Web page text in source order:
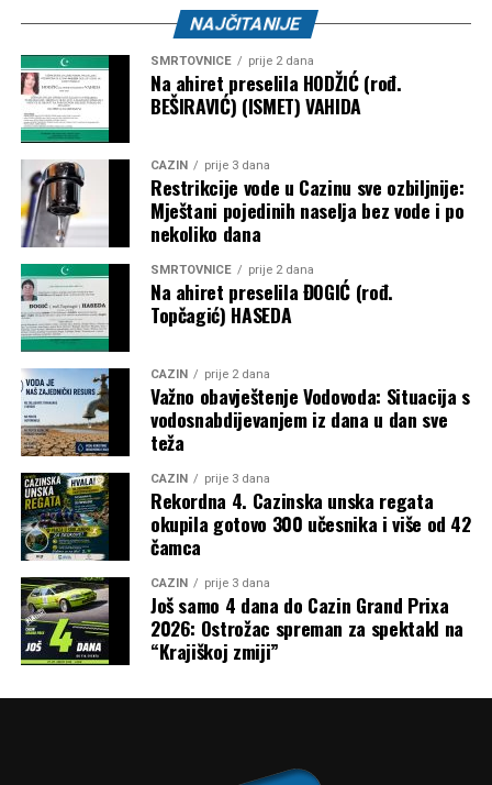
ŽOK “Bužim” –1.000 KM
Bosanski Petrovac – 3.500 KM
Udruženje košarkaškog sporta “Mladost” –
Karate klub “Mladost” –1.500 KM
Objavljivanjem kompletne liste korisnika javnost je po prvi
put dobila detaljan uvid u raspodjelu dodatnih budžetskih
sredstava za sport. Ostaje otvoreno pitanje prema kojim su
kriterijima određeni pojedinačni iznosi, budući da
obrazloženje metodologije raspodjele nije objavljeno.
Post
Share
Tweet
Mail
NAJČITANIJE
SMRTOVNICE prije 2 dana
Na ahiret preselila HODŽIĆ (rođ.
BEŠIRAVIĆ) (ISMET) VAHIDA
CAZIN prije 3 dana
Restrikcije vode u Cazinu sve ozbiljnije:
Mještani pojedinih naselja bez vode i po
nekoliko dana
SMRTOVNICE prije 2 dana
Na ahiret preselila ĐOGIĆ (rođ.
Topčagić) HASEDA
CAZIN prije 2 dana
Važno obavještenje Vodovoda: Situacija s
vodosnabdijevanjem iz dana u dan sve
teža
CAZIN prije 3 dana
Rekordna 4. Cazinska unska regata
okupila gotovo 300 učesnika i više od 42
čamca
CAZIN prije 3 dana
Još samo 4 dana do Cazin Grand Prixa
2026: Ostrožac spreman za spektakl na
“Krajiškoj zmiji”